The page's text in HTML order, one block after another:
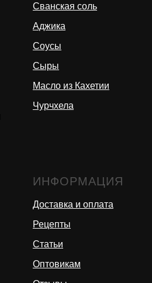
Сванская соль
Аджика
Соусы
Сыры
Масло из Кахетии
Чурчхела
ИНФОРМАЦИЯ
Доставка и оплата
Рецепты
Статьи
Оптовикам